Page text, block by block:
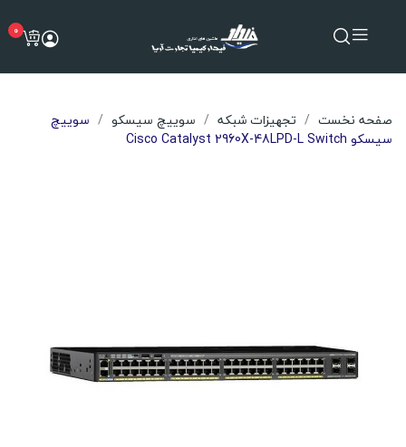
0
صفحه نخست تجهیزات شبکه سوییچ سیسکو
سوییچ
سیسکو Cisco Catalyst 2960X-48LPD-L Switch